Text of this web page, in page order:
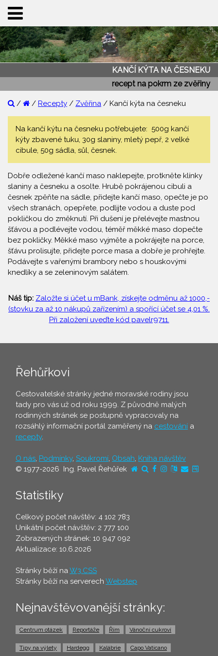
KANČÍ KÝTA NA ČESNEKU
recept na pokrm ze zvěřiny
/ / Recepty / Zvěřina / Kančí kýta na česneku
Na kančí kýtu na česneku potřebujete: 500g kančí
kýty zbavené tuku, 30g slaniny, mletý pepř, 2 velké
cibule, 50g sádla, sůl, česnek.
Dobře odležené kančí maso naklepejte, protkněte klínky
slaniny a česneku a osolte. Hrubě pokrájenou cibuli a
česnek zpěňte na sádle, přidejte kančí maso, opečte je po
všech stranách, opepřete, podlijte vodou a duste pod
pokličkou do změknutí. Při dušení je přelévejte mastnou
šťávou a podlévejte vodou, téměř měkké maso dopečte
bez pokličky. Měkké maso vyjměte a pokrájejte na porce,
šťávu prolisujte, přidejte porce masa a dobře je prohřejte.
Podávejte s vařenými brambory nebo s houskovými
knedlíky a se zeleninovým salátem.
Náš tip: Založte si účet u mBank, získejte odměnu až 1000,-
(stovku za až 10 nákupů zařízením) a spořící účet se 4,01 %.
Při založení uveďte kód pavelr9711.
Řehůřkovi
Cestovatelské stránky jedné moravské rodiny jsou
tady pro vás už od roku 1999. Z původně malých
rodinných stránek se postupně vypracovaly na
rozsáhlý informační portál zaměřený na cestování a
recepty.
O nás, Podmínky, Soukromí, Obsah, Kniha návštěv
© 1977-2026 Ing. Pavel Řehůřek
Statistiky
Celkový počet návštěv: 4 102 783
Unikátní počet návštěv: 2 777 100
Zobrazených stránek: 10 947 092
Aktualizace: 10.6.2026
Stránky běží naW3.CSS
Stránky běží na serverech Webstep
Nejnavštěvovanější stránky:
Centrum otázek Reportáže Řím Vánoční cukroví
Tipy na výlety Hardegg Kalábrie Capo Vaticano